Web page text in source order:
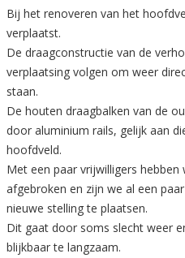
Bij het renoveren van het
verplaatst.
De draagconstructie van de
verplaatsing volgen om weer
staan.
De houten draagbalken van de
door aluminium rails, gelijk aan
hoofdveld.
Met een paar vrijwilligers
afgebroken en zijn we al een
nieuwe stelling te plaatsen.
Dit gaat door soms slecht weer
blijkbaar te langzaam.